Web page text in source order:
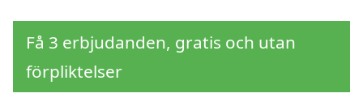
Få 3 erbjudanden, gratis och utan
förpliktelser